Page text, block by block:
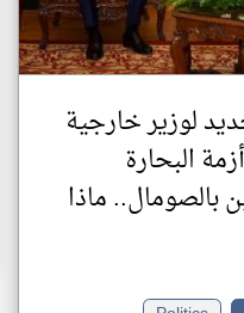
لوزير خارجية
البحارة
بالصومال.. ماذا